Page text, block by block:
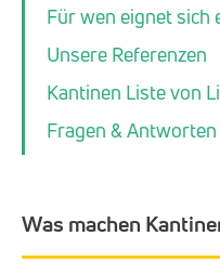
Für wen eignet sich
Unsere Referenzen
Kantinen Liste von
Fragen &
Was machen